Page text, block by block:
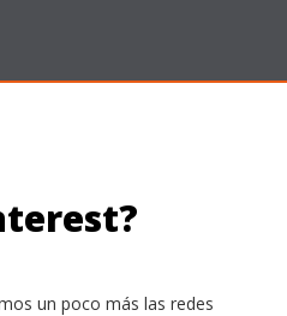
un poco más las redes